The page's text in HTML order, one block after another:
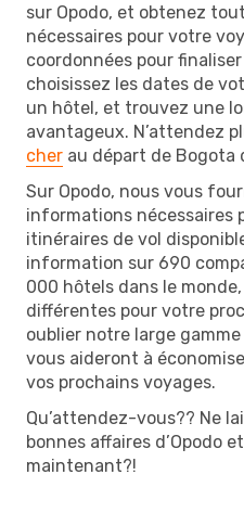
sur Opodo, et obtenez
nécessaires pour votre
coordonnées pour
choisissez les dates de
un hôtel, et trouvez une
avantageux. N’attendez
cher au départ de Bogota
Sur Opodo, nous vous
informations nécessaires
itinéraires de vol
information sur 690
000 hôtels dans le
différentes pour votre
oublier notre large gamme
vous aideront à
vos prochains voyages.
Qu’attendez-vous?? Ne
bonnes affaires d’Opodo
maintenant?!